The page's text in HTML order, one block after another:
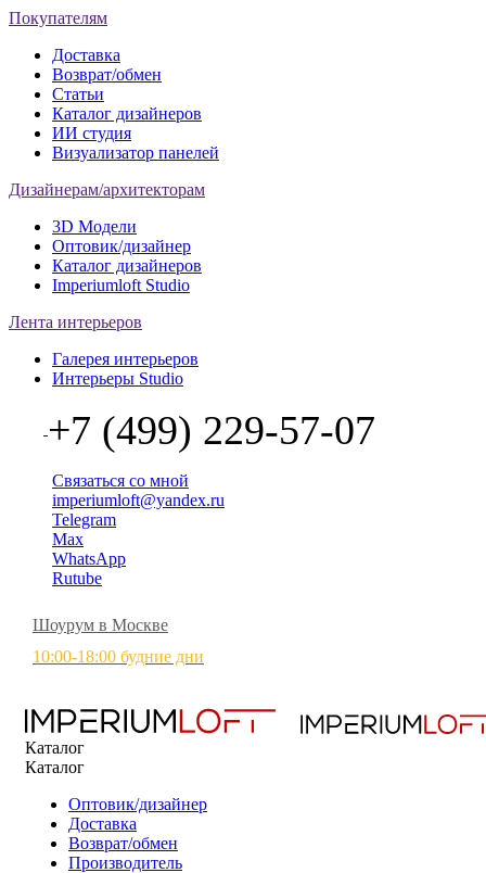
Покупателям
Доставка
Возврат/обмен
Статьи
Каталог дизайнеров
ИИ студия
Визуализатор панелей
Дизайнерам/архитекторам
3D Модели
Оптовик/дизайнер
Каталог дизайнеров
Imperiumloft Studio
Лента интерьеров
Галерея интерьеров
Интерьеры Studio
+7 (499) 229-57-07
Связаться со мной
imperiumloft@yandex.ru
Telegram
Max
WhatsApp
Rutube
Шоурум в Москве
10:00-18:00 будние дни
Каталог
Каталог
Оптовик/дизайнер
Доставка
Возврат/обмен
Производитель